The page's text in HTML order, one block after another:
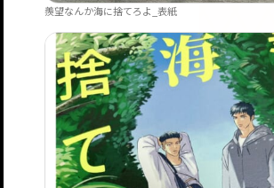
羨望なんか海に捨てろよ_表紙